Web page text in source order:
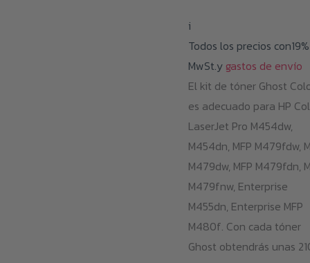
la
página
de
producto
i
Todos los precios con19%
MwSt.y gastos de envío
El kit de tóner Ghost
es adecuado para HP
LaserJet Pro M454dw,
M454dn, MFP M479fdw,
M479dw, MFP M479fdn,
M479fnw, Enterprise
M455dn, Enterprise MFP
M480f. Con cada tóner
Ghost obtendrás unas